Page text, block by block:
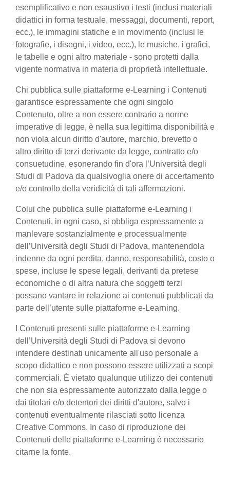
esemplificativo e non esaustivo i testi (inclusi materiali
didattici in forma testuale, messaggi, documenti, report,
ecc.), le immagini statiche e in movimento (inclusi le
fotografie, i disegni, i video, ecc.), le musiche, i grafici,
le tabelle e ogni altro materiale - sono protetti dalla
vigente normativa in materia di proprietà intellettuale.
Chi pubblica sulle piattaforme e-Learning i Contenuti
garantisce espressamente che ogni singolo
Contenuto, oltre a non essere contrario a norme
imperative di legge, è nella sua legittima disponibilità e
non viola alcun diritto d'autore, marchio, brevetto o
altro diritto di terzi derivante da legge, contratto e/o
consuetudine, esonerando fin d'ora l’Università degli
Studi di Padova da qualsivoglia onere di accertamento
e/o controllo della veridicità di tali affermazioni.
Colui che pubblica sulle piattaforme e-Learning i
Contenuti, in ogni caso, si obbliga espressamente a
manlevare sostanzialmente e processualmente
dell’Università degli Studi di Padova, mantenendola
indenne da ogni perdita, danno, responsabilità, costo o
spese, incluse le spese legali, derivanti da pretese
economiche o di altra natura che soggetti terzi
possano vantare in relazione ai contenuti pubblicati da
parte dell’utente sulle piattaforme e-Learning.
I Contenuti presenti sulle piattaforme e-Learning
dell’Università degli Studi di Padova si devono
intendere destinati unicamente all'uso personale a
scopo didattico e non possono essere utilizzati a scopi
commerciali. È vietato qualunque utilizzo dei contenuti
che non sia espressamente autorizzato dalla legge o
dai titolari e/o detentori dei diritti d'autore, salvo i
contenuti eventualmente rilasciati sotto licenza
Creative Commons. In caso di riproduzione dei
Contenuti delle piattaforme e-Learning è necessario
citarne la fonte.